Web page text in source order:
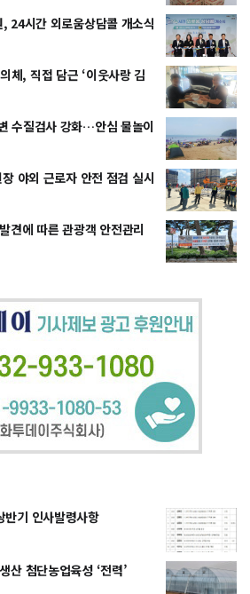
24시간 외로움상담콜 개소식
체, 직접 담근 ‘이웃사랑 김
수질검사 강화…안심 물놀이
야외 근로자 안전 점검 실시
견에 따른 관광객 안전관리
반기 인사발령사항
산 첨단농업육성 ‘전력’